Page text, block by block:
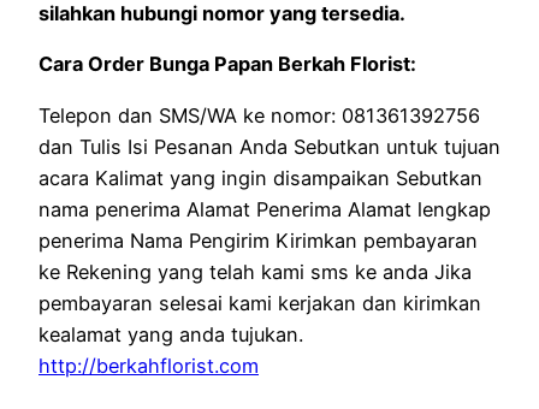
silahkan hubungi nomor yang tersedia.
Cara Order Bunga Papan Berkah Florist:
Telepon dan SMS/WA ke nomor: 081361392756
dan Tulis Isi Pesanan Anda Sebutkan untuk tujuan
acara Kalimat yang ingin disampaikan Sebutkan
nama penerima Alamat Penerima Alamat lengkap
penerima Nama Pengirim Kirimkan pembayaran
ke Rekening yang telah kami sms ke anda Jika
pembayaran selesai kami kerjakan dan kirimkan
kealamat yang anda tujukan.
http://berkahflorist.com